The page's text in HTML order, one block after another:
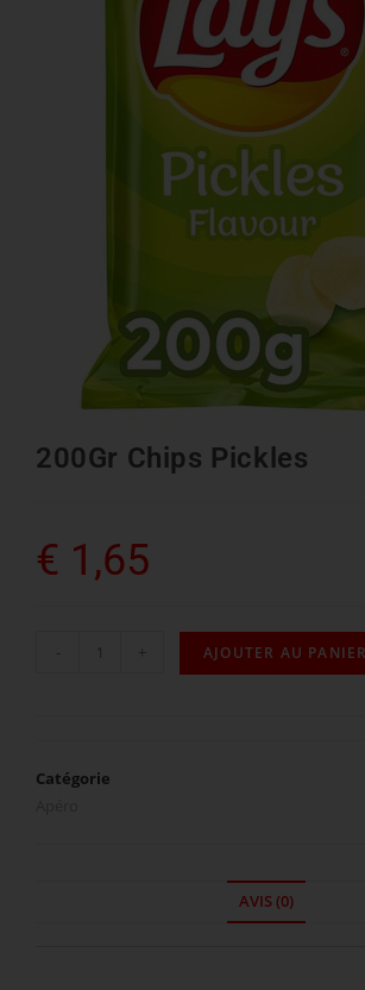
200Gr Chips Pickles
€ 1,65
- + AJOUTER AU PANIER
Catégorie
AVIS (0)